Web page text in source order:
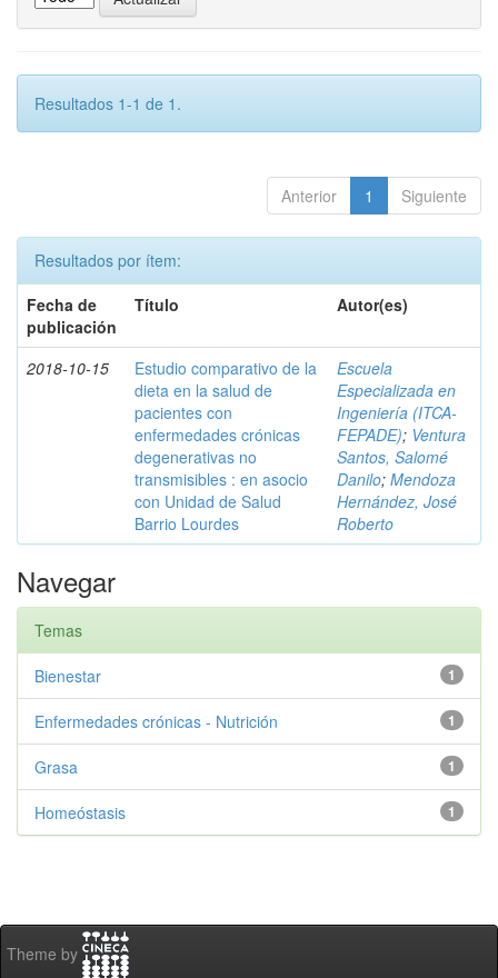
Resultados 1-1 de 1.
Anterior 1 Siguiente
Resultados por ítem:
Fecha de
publicación
Título Autor(es)
2018-10-15
Estudio comparativo de la
dieta en la salud de
pacientes con
enfermedades crónicas
degenerativas no
transmisibles : en asocio
con Unidad de Salud
Barrio Lourdes
Escuela
Especializada en
Ingeniería (ITCA-
FEPADE); Ventura
Santos, Salomé
Danilo; Mendoza
Hernández, José
Roberto
Navegar
Temas
1
Bienestar
1
Enfermedades crónicas - Nutrición
1
Grasa
1
Homeóstasis
Theme by